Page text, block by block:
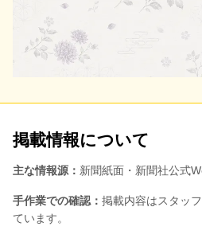
掲載情報について
主な情報源： 新聞紙面・新聞社公式
手作業での確認： 掲載内容はスタッ
ています。